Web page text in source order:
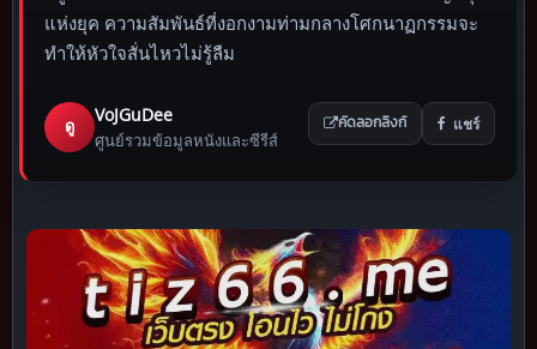
แห่งยุค ความสัมพันธ์ที่งอกงามท่ามกลางโศกนาฏกรรมจะ
ทำให้หัวใจสั่นไหวไม่รู้ลืม
ดู
VoJGuDee
ศูนย์รวมข้อมูลหนังและซีรีส์
คัดลอกลิงก์ แชร์